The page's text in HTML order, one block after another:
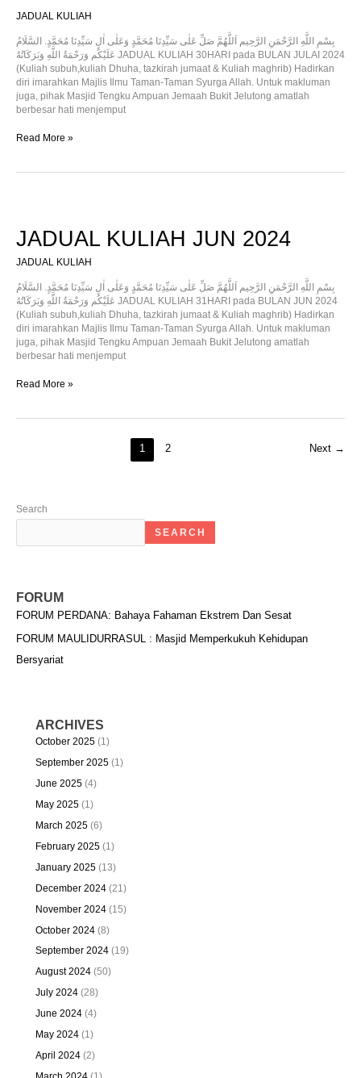
JADUAL KULIAH
بِسْمِ اللَّهِ الرَّحْمَنِ الرَّحِيم اَللَّهُمَّ صَلِّ عَلٰى سَيِّدِنَا مُحَمَّدٍ وَعَلٰى اٰلِ سَيِّدِنَا مُحَمَّدٍ. السَّلَامُ
عَلَيْكُم وَرَحْمَةُ اللَّهِ وَبَرَكَاتُهُ JADUAL KULIAH 30HARI pada BULAN JULAI 2024
(Kuliah subuh,kuliah Dhuha, tazkirah jumaat & Kuliah maghrib) Hadirkan
diri imarahkan Majlis Ilmu Taman-Taman Syurga Allah. Untuk makluman
juga, pihak Masjid Tengku Ampuan Jemaah Bukit Jelutong amatlah
berbesar hati menjemput
Read More »
JADUAL KULIAH JUN 2024
JADUAL KULIAH
بِسْمِ اللَّهِ الرَّحْمَنِ الرَّحِيم اَللَّهُمَّ صَلِّ عَلٰى سَيِّدِنَا مُحَمَّدٍ وَعَلٰى اٰلِ سَيِّدِنَا مُحَمَّدٍ. السَّلَامُ
عَلَيْكُم وَرَحْمَةُ اللَّهِ وَبَرَكَاتُهُ JADUAL KULIAH 31HARI pada BULAN JUN 2024
(Kuliah subuh,kuliah Dhuha, tazkirah jumaat & Kuliah maghrib) Hadirkan
diri imarahkan Majlis Ilmu Taman-Taman Syurga Allah. Untuk makluman
juga, pihak Masjid Tengku Ampuan Jemaah Bukit Jelutong amatlah
berbesar hati menjemput
JUN
2024
Read More »
1 2 Next →
Search
SEARCH
FORUM
FORUM PERDANA: Bahaya Fahaman Ekstrem Dan Sesat
FORUM MAULIDURRASUL : Masjid Memperkukuh Kehidupan
Bersyariat
ARCHIVES
October 2025(1)
September 2025(1)
June 2025(4)
May 2025(1)
March 2025(6)
February 2025(1)
January 2025(13)
December 2024(21)
November 2024(15)
October 2024(8)
September 2024(19)
August 2024(50)
July 2024(28)
June 2024(4)
May 2024(1)
April 2024(2)